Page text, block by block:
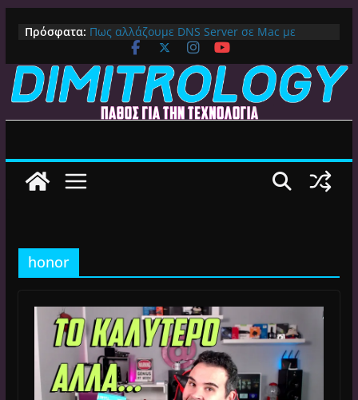
περιεχόμενο
Πρόσφατα: Πως αλλάζουμε DNS Server σε Mac με
MacOS Ventura (Macbook, Mac Mini, iMac,
κλπ)
IPVanish Προσφορά: 83% Έκπτωση στο
Premium VPN – Δες γιατί αξίζει
Alive GR Kodi: Γιατί Δεν Λειτουργεί Πλέον το
Android TV | CX File Explorer, Καθαρισμός
Ο Καλύτερος Launcher για Android TV /
honor